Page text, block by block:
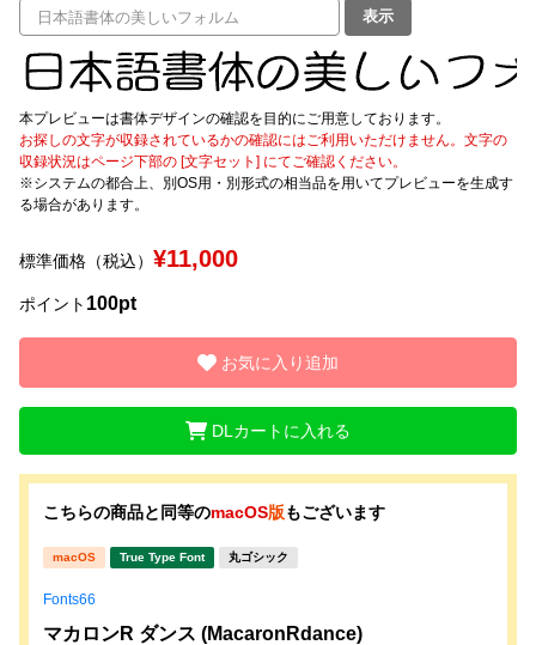
セット or 単体
文字種類
価格帯
〜
表示
本プレビューは書体デザインの確認を目的にご用意しております。
お探しの文字が収録されているかの確認にはご利用いただけません。文字の
収録状況はページ下部の [文字セット] にてご確認ください。
※システムの都合上、別OS用・別形式の相当品を用いてプレビューを生成す
る場合があります。
標準価格（税込） ¥11,000
ポイント 100pt
お気に入り追加
DLカートに入れる
こちらの商品と同等のmacOS版もございます
macOS True Type Font 丸ゴシック
Fonts66
マカロンR ダンス (MacaronRdance)